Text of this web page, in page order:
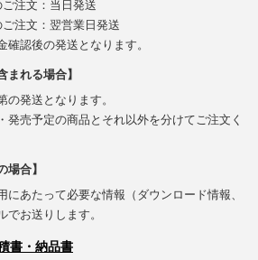
注文：当日発送
注文：翌営業日発送
認後の発送となります。
まれる場合】
発送となります。
発売予定の商品とそれ以外を分けてご注文く
場合】
にあたって必要な情報（ダウンロード情報、
お送りします。
書・納品書